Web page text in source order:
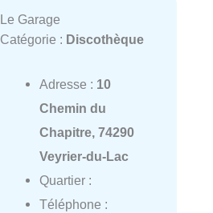
Le Garage
Catégorie : Discothèque
Adresse : 10
Chemin du
Chapitre, 74290
Veyrier-du-Lac
Quartier :
Téléphone :